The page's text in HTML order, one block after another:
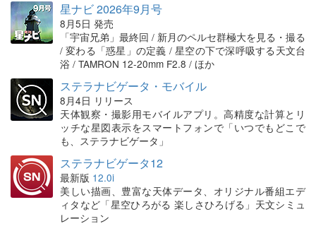
星ナビ 2026年9月号
8月5日 発売
「宇宙兄弟」最終回 / 新月のペルセ群極大を見る・撮る
/ 変わる「惑星」の定義 / 星空の下で深呼吸する天文台
浴 / TAMRON 12-20mm F2.8 / ほか
ステラナビゲータ・モバイル
8月4日 リリース
天体観察・撮影用モバイルアプリ。高精度な計算とリ
ッチな星図表示をスマートフォンで「いつでもどこで
も、ステラナビゲータ」
ステラナビゲータ12
最新版 12.0i
美しい描画、豊富な天体データ、オリジナル番組エデ
ィタなど「星空ひろがる 楽しさひろげる」天文シミュ
レーション